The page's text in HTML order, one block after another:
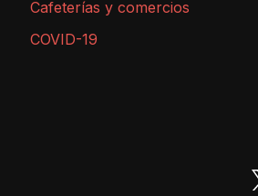
Cafeterías y comercios
COVID-19